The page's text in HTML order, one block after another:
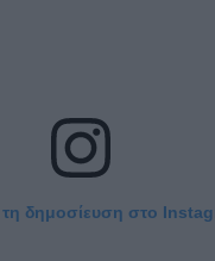
τη δημοσίευση στο